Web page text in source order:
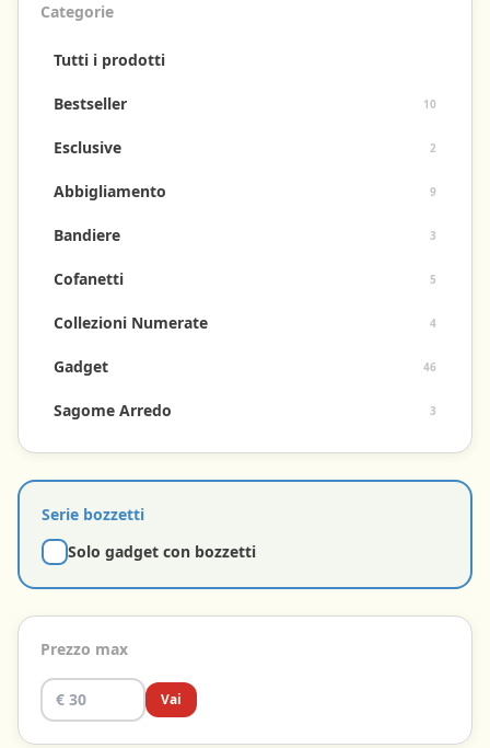
Carrello
vuoto
Carnevale
aspetta:
aggiungi
qualche
gadget!
Categorie
Tutti i prodotti
Bestseller 10
Esclusive 2
Abbigliamento 9
Bandiere 3
Cofanetti 5
Collezioni Numerate 4
Gadget 46
Sagome Arredo 3
Serie bozzetti
Solo gadget con bozzetti
Prezzo max
Vai